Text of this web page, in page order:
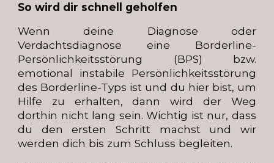
So wird dir schnell geholfen
Wenn deine Diagnose oder
Verdachtsdiagnose eine Borderline-
Persönlichkeitsstörung (BPS) bzw.
emotional instabile Persönlichkeitsstörung
des Borderline-Typs ist und du hier bist, um
Hilfe zu erhalten, dann wird der Weg
dorthin nicht lang sein. Wichtig ist nur, dass
du den ersten Schritt machst und wir
werden dich bis zum Schluss begleiten.